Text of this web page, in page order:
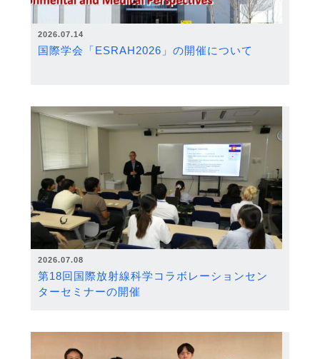
2026.07.14
国際学会「ESRAH2026」の開催について
2026.07.08
第18回国際放射線科学コラボレーションセン
ターセミナーの開催